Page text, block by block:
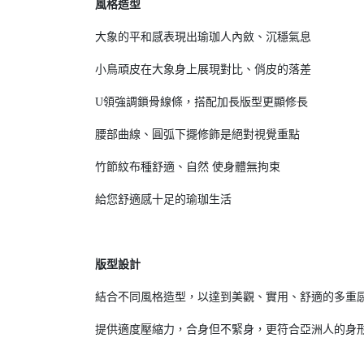
風格造型
大象的平和感表現出瑜珈人內斂、沉穩氣息
小鳥頑皮在大象身上展現對比、俏皮的落差
U領強調鎖骨線條，搭配加長版型更顯修長
腰部曲線、圓弧下擺修飾是絕對視覺重點
竹節紋布種舒適、自然 使身體無拘束
給您舒適感十足的瑜珈生活
版型設計
結合不同風格造型，以達到美觀、實用、舒適的多重
提供適度壓縮力，合身但不緊身，更符合亞洲人的身